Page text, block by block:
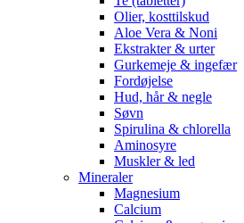
Olier, kosttilskud
Aloe Vera & Noni
Ekstrakter & urter
Gurkemeje & ingefær
Fordøjelse
Hud, hår & negle
Søvn
Spirulina & chlorella
Aminosyre
Muskler & led
Mineraler
Magnesium
Calcium